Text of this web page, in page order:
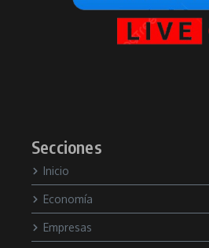
Secciones
Inicio
Economía
Empresas